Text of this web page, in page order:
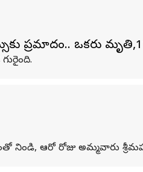
ప్రమాదం.. ఒకరు
ఆరో రోజు అమ్మవారు